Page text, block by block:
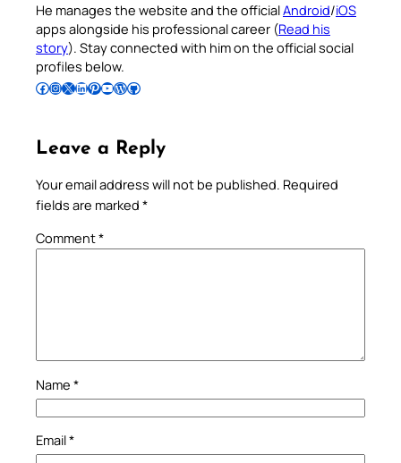
He manages the website and the officialAndroid/iOS
apps alongside his professional career (Read his
story). Stay connected with him on the official social
profiles below.
Follow Pradeep on Facebook Follow Pradeep on InstagramFollow Pradeep on X Follow Pradeep on LinkedIn Follow Pradeep on Pinterest Subscribe to Pradeep’s Youtube Channel Follow Pradeep on WordPress Follow Pradeep on GitHub
Leave a Reply
Your email address will not be published. Required
fields are marked *
Comment*
Name *
Email*